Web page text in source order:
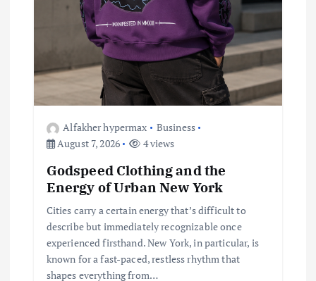
Alfakher hypermax
Business
August 7, 2026
4 views
Godspeed Clothing and the
Energy of Urban New York
Cities carry a certain energy that’s difficult to
describe but immediately recognizable once
experienced firsthand. New York, in particular, is
known for a fast-paced, restless rhythm that
shapes everything from…